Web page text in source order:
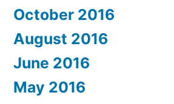
October 2016
August 2016
June 2016
May 2016